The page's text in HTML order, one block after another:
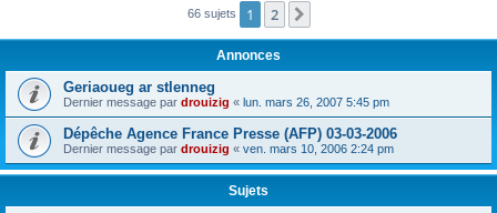
e
66 sujets 1 2
Annonces
Geriaoueg ar stlenneg
Dernier message par drouizig « lun. mars 26, 2007 5:45 pm
Dépêche Agence France Presse (AFP) 03-03-2006
Dernier message par drouizig « ven. mars 10, 2006 2:24 pm
Sujets